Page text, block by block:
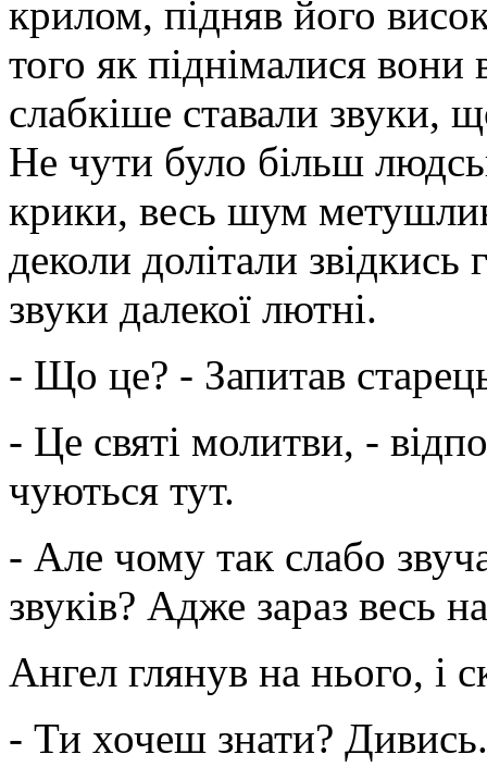
крилом, підняв його
того як піднімалися
слабкіше ставали звуки,
Не чути було більш
крики, весь шум
деколи долітали звідкись
звуки далекої лютні.
- Що це? - Запитав
- Це святі молитви, -
чуються тут.
- Але чому так слабо
звуків? Адже зараз весь
Ангел глянув на нього, і
- Ти хочеш знати? Дивись.